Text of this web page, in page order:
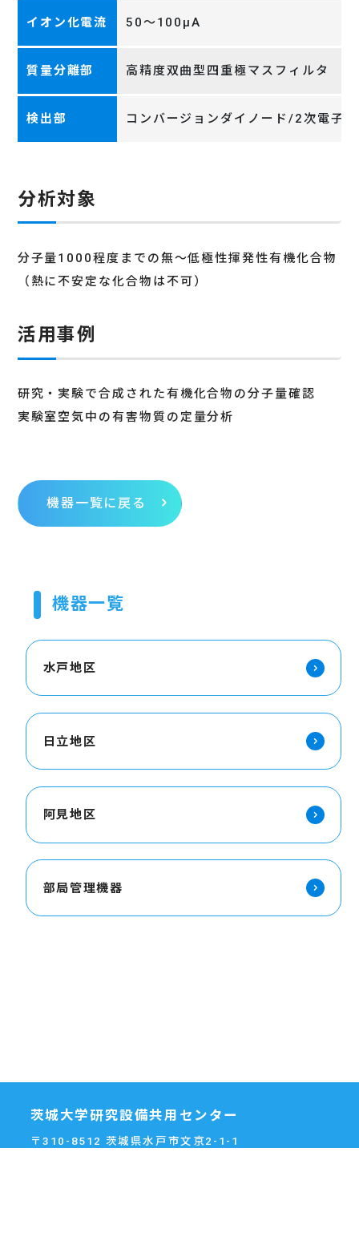
イオン化電流 50～100μA
質量分離部 高精度双曲型四重極マスフィルタ
検出部 コンバージョンダイノード/2次電子
分析対象
分子量1000程度までの無～低極性揮発性有機化合物
（熱に不安定な化合物は不可）
活用事例
研究・実験で合成された有機化合物の分子量確認
実験室空気中の有害物質の定量分析
機器一覧に戻る
機器一覧
水戸地区
日立地区
阿見地区
部局管理機器
茨城大学研究設備共用センター
〒310-8512 茨城県水戸市文京2-1-1